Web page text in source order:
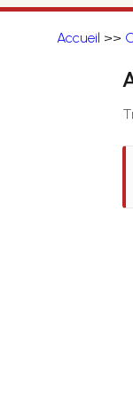
Accueil >>